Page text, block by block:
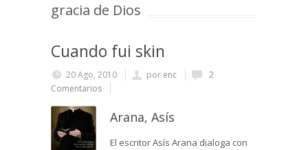
gracia de Dios
Cuando fui skin
20 Ago, 2010 por enc
2
Comentarios
Arana, Asís
El escritor Asís Arana dialoga con